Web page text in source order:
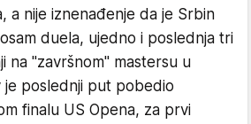
a nije iznenađenje da je Srbin
duela, ujedno i poslednja tri
na "završnom" mastersu u
poslednji put pobedio
finalu US Opena, za prvi